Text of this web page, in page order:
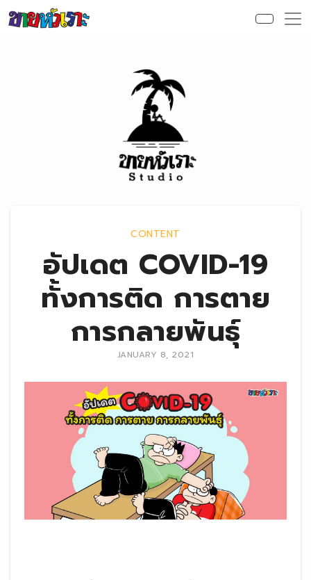
Skip to content
CONTENT
อัปเดต COVID-19
ทั้งการติด การตาย
การกลายพันธุ์
JANUARY 8, 2021